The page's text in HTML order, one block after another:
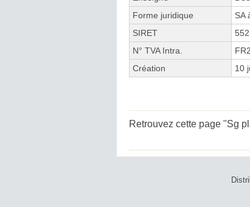
Forme juridique
SA
SIRET
N° TVA Intra.
Création
10
Retrouvez cette page "Sg